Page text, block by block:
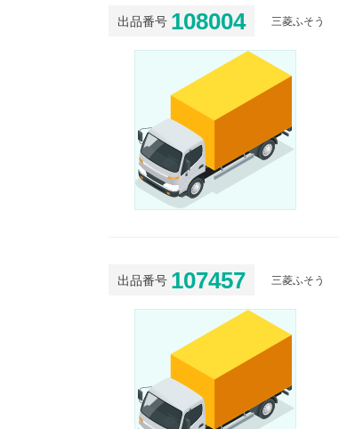
出品番号 108004 三菱ふそう
出品番号 107457 三菱ふそう